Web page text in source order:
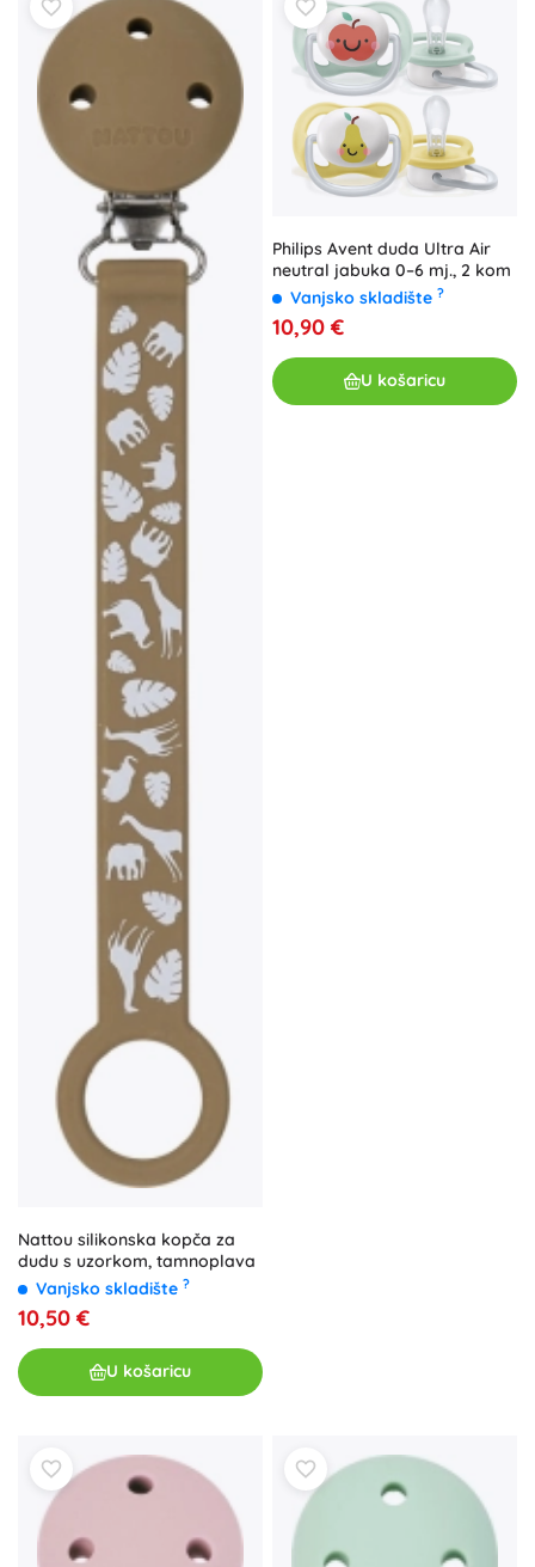
Nattou silikonska kopča za
dudu s uzorkom, tamnoplava
Vanjsko skladište ?
10,50 €
U košaricu
Philips Avent duda Ultra Air
neutral jabuka 0–6 mj., 2 kom
Vanjsko skladište ?
10,90 €
U košaricu